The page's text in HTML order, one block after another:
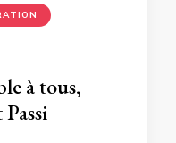
à tous,